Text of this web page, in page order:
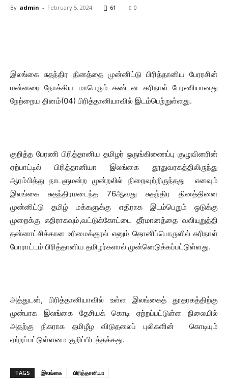
By admin - February 5, 2024 61 0
இலங்கை சுதந்திர தினத்தை முன்னிட்டு பிரித்தானிய பேரரசின்
மன்னரை நோக்கிய மாபெரும் கண்டன கரிநாள் பேரணியானது
நேற்றைய தினம்(04) பிரித்தானியாவில் இடம்பெற்றுள்ளது.
குறித்த பேரணி பிரித்தானிய தமிழர் ஒருங்கிணைப்பு குழுவினரின்
ஏற்பாட்டில் பிரித்தானியா இலங்கை தூதுவரகத்திலிருந்து
ஆரம்பித்து நாடளுமன்ற முன்றலில் நிறைவுற்றிருந்தது எனவும்
இலங்கை சுதந்திரமடைந்த 76ஆவது சுதந்திர தினத்தினை
முன்னிட்டு தமிழ் மக்களுக்கு எதிராக இடம்பெறும் ஒடுக்கு
முறைக்கு எதிராகவும்,வட்டுக்கோட்டை தீர்மானத்தை வலியுறுத்தி
தன்னாட்சிக்கான உரிமைக்குரல் எனும் தொனிப்பொருளில் கரிநாள்
போராட்டம் பிரித்தானிய தமிழர்களால் முன்னெடுக்கப்பட்டுள்ளது.
அத்துடன், பிரித்தானியாவில் உள்ள இலங்கைத் தூதரகத்திற்கு
முன்பாக இலங்கை தேசியக் கொடி ஏற்றப்பட்டுள்ள நிலையில்
அதற்கு நிகராக தமிழீழ விடுதலைப் புலிகளின் கொடியும்
ஏற்றப்பட்டுள்ளமை குறிப்பிடத்தக்கது.
TAGS இலங்கை பிரித்தானியா